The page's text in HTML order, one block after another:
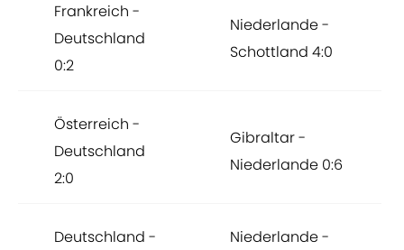
Frankreich -
Deutschland
0:2
Niederlande -
Schottland 4:0
Österreich -
Deutschland
2:0
Gibraltar -
Niederlande 0:6
Deutschland -
Niederlande -